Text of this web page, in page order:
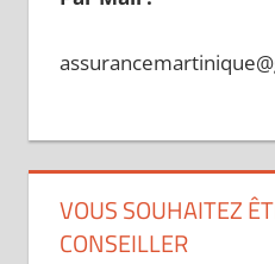
VOUS SOUHAITEZ
CONSEILLER